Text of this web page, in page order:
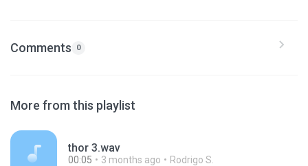
Comments 0
More from this playlist
thor 3.wav
00:05 3 months ago Rodrigo S.